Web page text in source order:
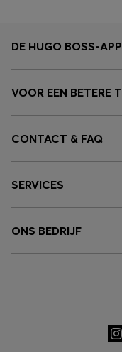
DE HUGO BOSS-APP
VOOR EEN BETERE
CONTACT & FAQ
SERVICES
ONS BEDRIJF